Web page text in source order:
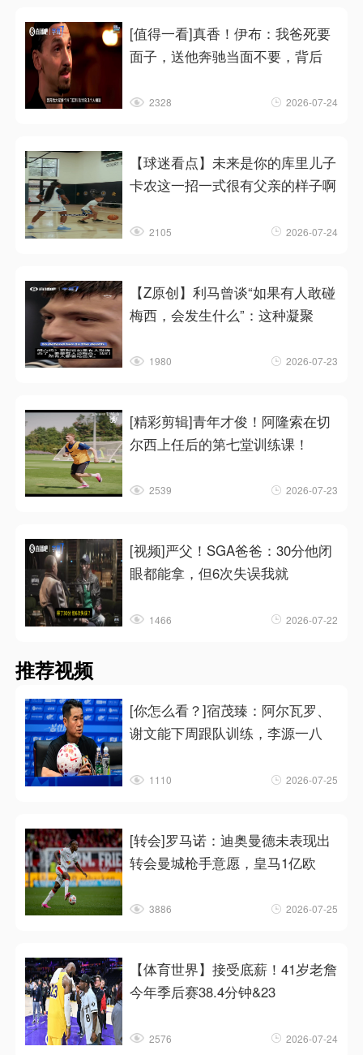
[值得一看]真香！伊布：我爸死要
面子，送他奔驰当面不要，背后
2328 2026-07-24
【球迷看点】未来是你的库里儿子
卡农这一招一式很有父亲的样子啊
2105 2026-07-24
【Z原创】利马曾谈“如果有人敢碰
梅西，会发生什么”：这种凝聚
1980 2026-07-23
[精彩剪辑]青年才俊！阿隆索在切
尔西上任后的第七堂训练课！
2539 2026-07-23
[视频]严父！SGA爸爸：30分他闭
眼都能拿，但6次失误我就
1466 2026-07-22
推荐视频
[你怎么看？]宿茂臻：阿尔瓦罗、
谢文能下周跟队训练，李源一八
1110 2026-07-25
[转会]罗马诺：迪奥曼德未表现出
转会曼城枪手意愿，皇马1亿欧
3886 2026-07-25
【体育世界】接受底薪！41岁老詹
今年季后赛38.4分钟&23
2576 2026-07-24